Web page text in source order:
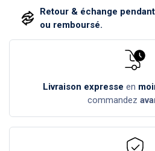
Retour & échange
ou remboursé.
Livraison expresse en
commandez